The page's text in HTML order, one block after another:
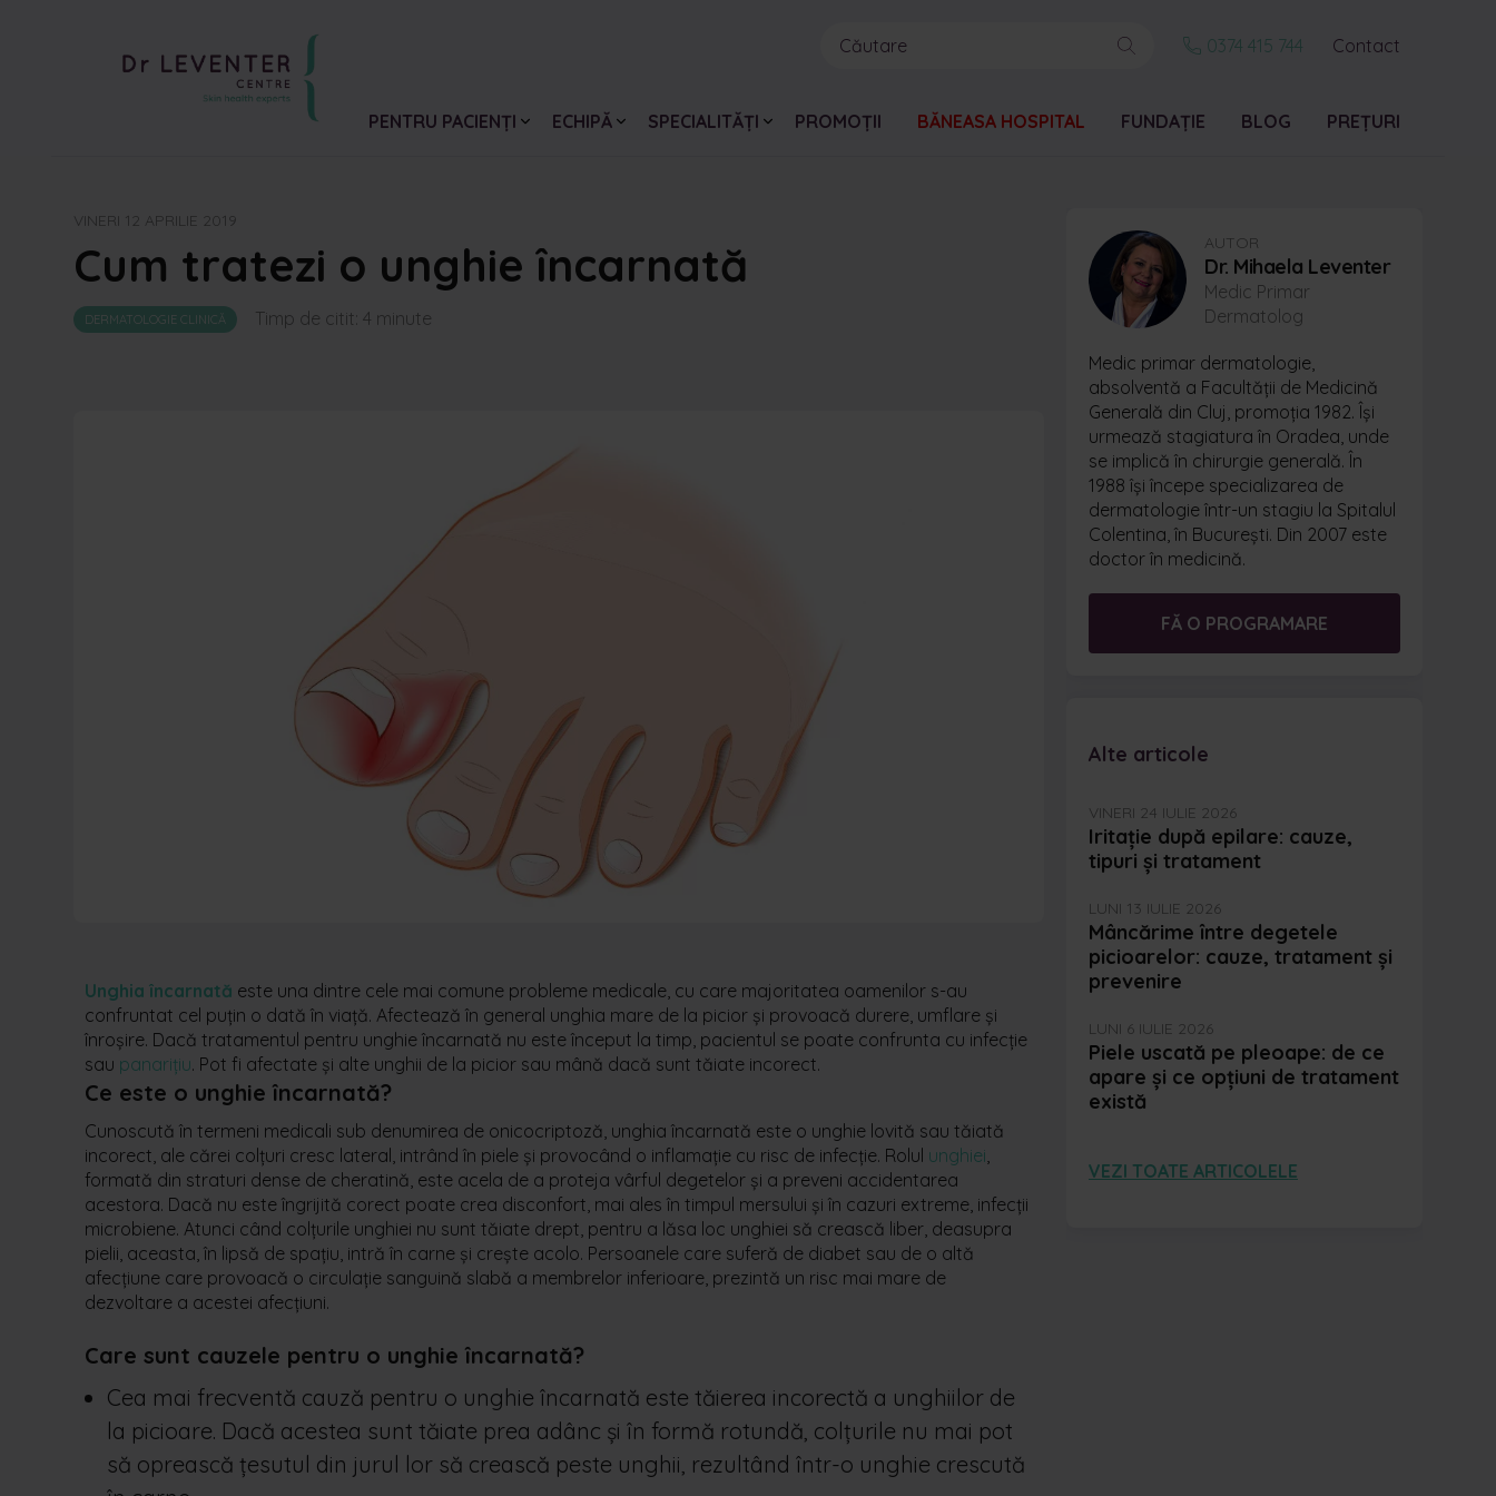
0374 415 744 Contact
PENTRU PACIENȚI ECHIPĂ SPECIALITĂȚI PROMOȚII BĂNEASA HOSPITAL FUNDAȚIE BLOG PREȚURI
VINERI 12 APRILIE 2019
Cum tratezi o unghie încarnată
DERMATOLOGIE CLINICĂ Timp de citit: 4 minute
Unghia încarnată este una dintre cele mai comune probleme medicale, cu care majoritatea oamenilor s-au
confruntat cel puțin o dată în viață. Afectează în general unghia mare de la picior și provoacă durere, umflare și
înroșire. Dacă tratamentul pentru unghie încarnată nu este început la timp, pacientul se poate confrunta cu infecție
sau panarițiu. Pot fi afectate și alte unghii de la picior sau mână dacă sunt tăiate incorect.
Ce este o unghie încarnată?
Cunoscută în termeni medicali sub denumirea de onicocriptoză, unghia încarnată este o unghie lovită sau tăiată
incorect, ale cărei colțuri cresc lateral, intrând în piele și provocând o inflamație cu risc de infecție. Rolul unghiei,
formată din straturi dense de cheratină, este acela de a proteja vârful degetelor și a preveni accidentarea
acestora. Dacă nu este îngrijită corect poate crea disconfort, mai ales în timpul mersului și în cazuri extreme, infecții
microbiene. Atunci când colțurile unghiei nu sunt tăiate drept, pentru a lăsa loc unghiei să crească liber, deasupra
pielii, aceasta, în lipsă de spațiu, intră în carne și crește acolo. Persoanele care suferă de diabet sau de o altă
afecțiune care provoacă o circulație sanguină slabă a membrelor inferioare, prezintă un risc mai mare de
dezvoltare a acestei afecțiuni.
Care sunt cauzele pentru o unghie încarnată?
Cea mai frecventă cauză pentru o unghie încarnată este tăierea incorectă a unghiilor de
la picioare. Dacă acestea sunt tăiate prea adânc și în formă rotundă, colțurile nu mai pot
să oprească țesutul din jurul lor să crească peste unghii, rezultând într-o unghie crescută
AUTOR
Dr. Mihaela Leventer
Medic Primar
Dermatolog
Medic primar dermatologie,
absolventă a Facultății de Medicină
Generală din Cluj, promoția 1982. Își
urmează stagiatura în Oradea, unde
se implică în chirurgie generală. În
1988 își începe specializarea de
dermatologie într-un stagiu la Spitalul
Colentina, în București. Din 2007 este
doctor în medicină.
FĂ O PROGRAMARE
Alte articole
VINERI 24 IULIE 2026
Iritație după epilare: cauze,
tipuri și tratament
LUNI 13 IULIE 2026
Mâncărime între degetele
picioarelor: cauze, tratament și
prevenire
LUNI 6 IULIE 2026
Piele uscată pe pleoape: de ce
apare și ce opțiuni de tratament
există
VEZI TOATE ARTICOLELE